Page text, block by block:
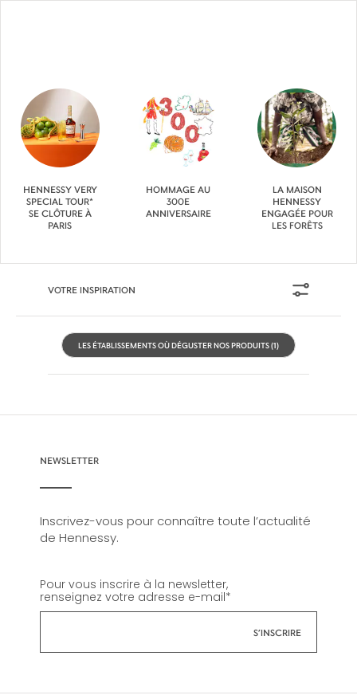
HENNESSY VERY
SPECIAL TOUR*
SE CLÔTURE À
PARIS
HOMMAGE AU
300E
ANNIVERSAIRE
LA MAISON
HENNESSY
ENGAGÉE POUR
LES FORÊTS
VOTRE INSPIRATION
LES ÉTABLISSEMENTS OÙ DÉGUSTER NOS PRODUITS(1)
NEWSLETTER
Inscrivez-vous pour connaître toute l’actualité
de Hennessy.
Pour vous inscrire à la newsletter,
renseignez votre adresse e-mail*